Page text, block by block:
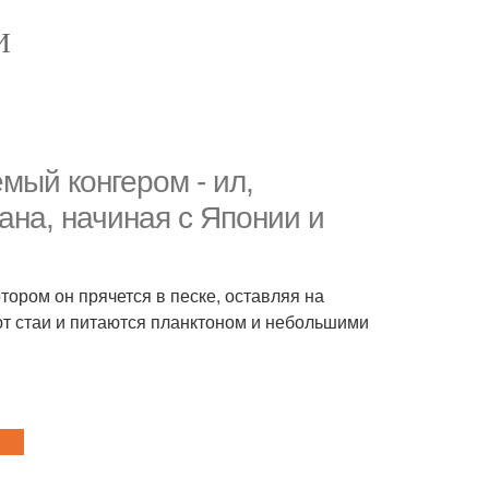
конгером - ил,
начиная с Японии и
он прячется в песке, оставляя на
стаи и питаются планктоном и небольшими